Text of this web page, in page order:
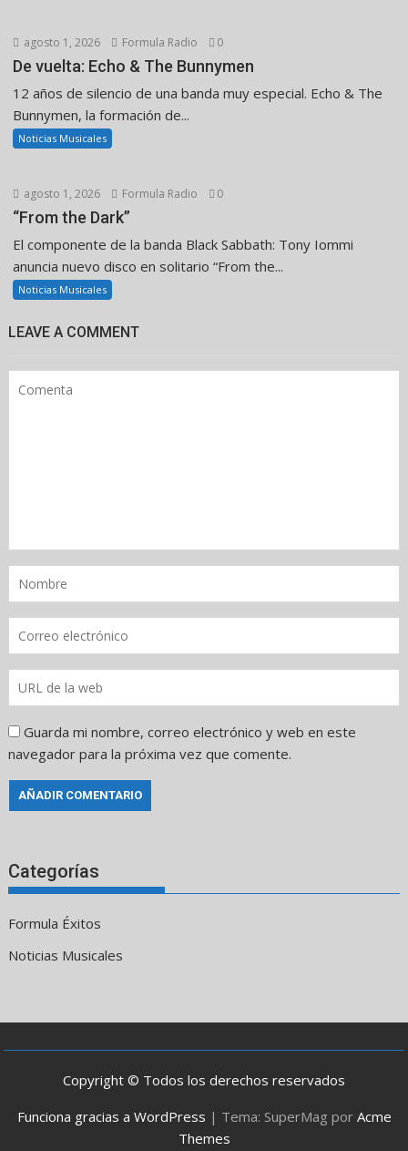
agosto 1, 2026 Formula Radio 0
De vuelta: Echo & The Bunnymen
12 años de silencio de una banda muy especial. Echo & The
Bunnymen, la formación de...
Noticias Musicales
agosto 1, 2026 Formula Radio 0
“From the Dark”
El componente de la banda Black Sabbath: Tony Iommi
anuncia nuevo disco en solitario “From the...
Noticias Musicales
LEAVE A COMMENT
Guarda mi nombre, correo electrónico y web en este
navegador para la próxima vez que comente.
Categorías
Formula Éxitos
Noticias Musicales
Copyright © Todos los derechos reservados
Funciona gracias a WordPress | Tema: SuperMag por Acme
Themes